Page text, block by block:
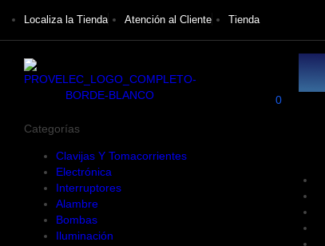
Localiza la Tienda Atención al Cliente Tienda
0
Categorías
Clavijas Y Tomacorrientes
Electrónica
Interruptores
Alambre
Bombas
Iluminación